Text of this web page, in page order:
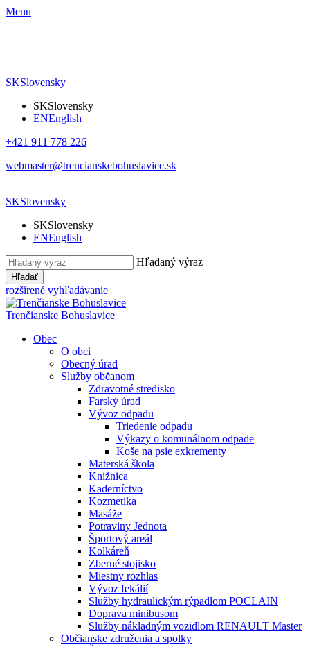
Menu
SKSlovensky
SKSlovensky
ENEnglish
+421 911 778 226
webmaster@trencianskebohuslavice.sk
SKSlovensky
SKSlovensky
ENEnglish
Hľadaný výraz
Hľadať
rozšírené vyhľadávanie
Trenčianske Bohuslavice
Obec
O obci
Obecný úrad
Služby občanom
Zdravotné stredisko
Farský úrad
Vývoz odpadu
Triedenie odpadu
Výkazy o komunálnom odpade
Koše na psie exkrementy
Materská škola
Knižnica
Kaderníctvo
Kozmetika
Masáže
Potraviny Jednota
Športový areál
Kolkáreň
Zberné stojisko
Miestny rozhlas
Vývoz fekálií
Služby hydraulickým rýpadlom POCLAIN
Doprava minibusom
Služby nákladným vozidlom RENAULT Master
Občianske združenia a spolky